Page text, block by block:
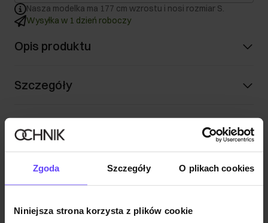
Zgoda Szczegóły O plikach cookies
Niniejsza strona korzysta z plików cookie
Nasza modelka ma 177 cm wzrostu i nosi rozmiar S.
Wysyłka w 1 dzień roboczy
Opis produktu
Szczegóły
Opinie
Zestaw